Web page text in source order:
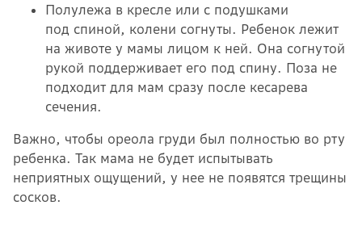
Полулежа в кресле или с подушками
под спиной, колени согнуты. Ребенок лежит
на животе у мамы лицом к ней. Она согнутой
рукой поддерживает его под спину. Поза не
подходит для мам сразу после кесарева
сечения.
Важно, чтобы ореола груди был полностью во рту
ребенка. Так мама не будет испытывать
неприятных ощущений, у нее не появятся трещины
сосков.